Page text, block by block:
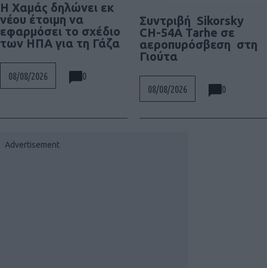
Η Χαμάς δηλώνει εκ
νέου έτοιμη να
εφαρμόσει το σχέδιο
των ΗΠΑ για τη Γάζα
08/08/2026 0
Συντριβή Sikorsky
CH-54A Tarhe σε
αεροπυρόσβεση στη
Γιούτα
08/08/2026 0